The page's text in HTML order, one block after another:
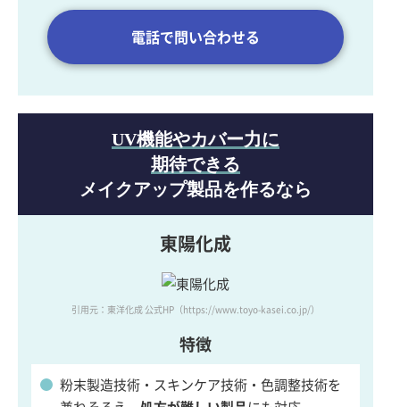
電話で問い合わせる
UV機能やカバー力に
期待できる
メイクアップ製品を作るなら
東陽化成
引用元：東洋化成 公式HP （https://www.toyo-kasei.co.jp/）
特徴
粉末製造技術・スキンケア技術・色調整技術を